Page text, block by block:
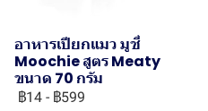
อาหารเปียกแมว มูชี่
Moochie สูตร Meaty
ขนาด 70 กรัม
฿14 - ฿599